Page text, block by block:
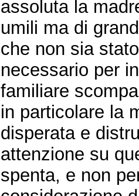
assoluta la
umili ma di
che non sia
necessario per
familiare
in particolare la
disperata e
attenzione su
spenta, e non